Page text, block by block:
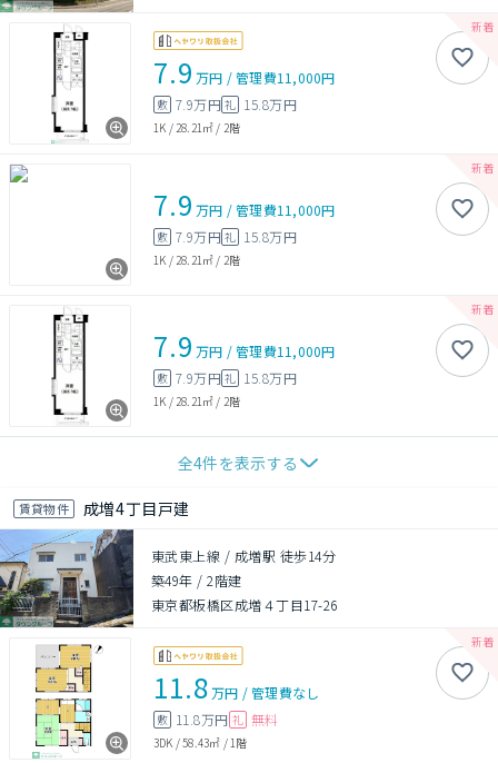
7.9 万円 /管理費11,000円
敷 7.9万円礼 15.8万円
1K /28.21㎡ / 2階
7.9 万円 /管理費11,000円
敷 7.9万円礼 15.8万円
1K / 28.21㎡ / 2階
7.9 万円 /管理費11,000円
敷 7.9万円礼 15.8万円
1K / 28.21㎡ / 2階
全4件を表示する
賃貸物件 成増4丁目戸建
東武東上線 / 成増駅 徒歩14分
築49年 /2階建
東京都板橋区成増４丁目17-26
11.8万円 /管理費なし
敷 11.8万円 礼 無料
3DK /58.43㎡ /1階